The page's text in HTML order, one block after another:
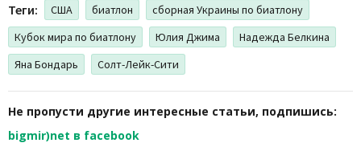
Теги: США биатлон
сборная Украины по биатлону
Кубок мира по биатлону
Юлия Джима
Надежда Белкина
Яна Бондарь
Солт-Лейк-Сити
Не пропусти другие интересные статьи, подпишись:
bigmir)net в facebook